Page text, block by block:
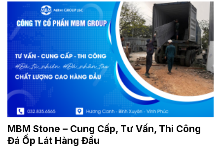
MBM Stone – Cung Cấp, Tư Vấn, Thi Công
Đá Ốp Lát Hàng Đầu